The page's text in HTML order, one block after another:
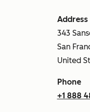
Address
343
San
United
Phone
+1 888